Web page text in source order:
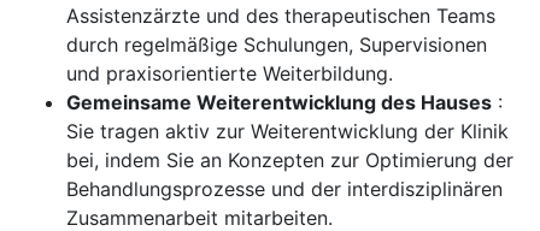
Assistenzärzte und des therapeutischen Teams
durch regelmäßige Schulungen, Supervisionen
und praxisorientierte Weiterbildung.
Gemeinsame Weiterentwicklung des Hauses :
Sie tragen aktiv zur Weiterentwicklung der Klinik
bei, indem Sie an Konzepten zur Optimierung der
Behandlungsprozesse und der interdisziplinären
Zusammenarbeit mitarbeiten.